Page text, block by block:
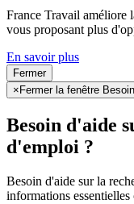
France Travail améliore
vous proposant plus
En savoir plus
Fermer
× Fermer la fenêtre
Besoin d'aide
d'emploi ?
Besoin d'aide sur la
informations